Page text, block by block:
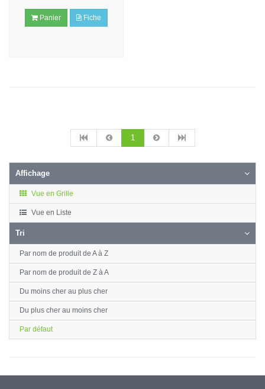
Panier Fiche
1
Affichage
Vue en Grille
Vue en Liste
Tri
Par nom de produit de A à Z
Par nom de produit de Z à A
Du moins cher au plus cher
Du plus cher au moins cher
Par défaut